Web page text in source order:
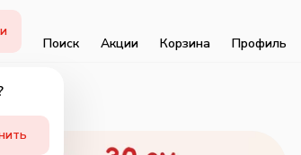
Поиск Акции Корзина Профиль